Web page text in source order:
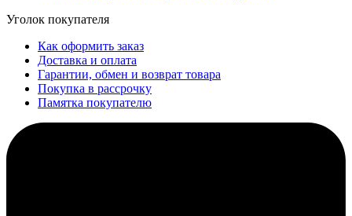
Уголок покупателя
Как оформить заказ
Доставка и оплата
Гарантии, обмен и возврат товара
Покупка в рассрочку
Памятка покупателю